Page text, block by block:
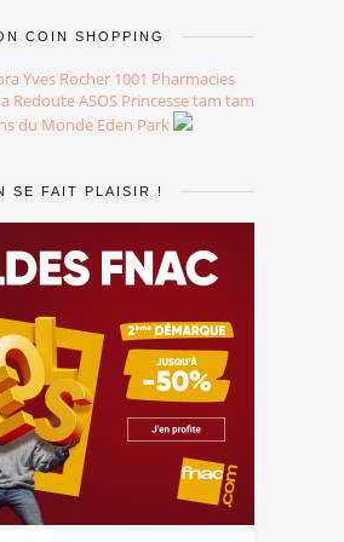
COIN SHOPPING
Yves Rocher 1001 Pharmacies
RedouteASOS Princesse tam tam
du Monde Eden Park
SE FAIT PLAISIR !